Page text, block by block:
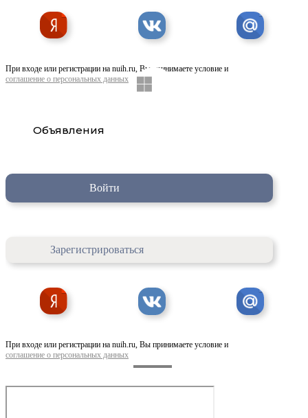
При входе или регистрации на nuih.ru, Вы принимаете условие и
соглашение о персональных данных
Объявления
Войти
Зарегистрироваться
При входе или регистрации на nuih.ru, Вы принимаете условие и
соглашение о персональных данных